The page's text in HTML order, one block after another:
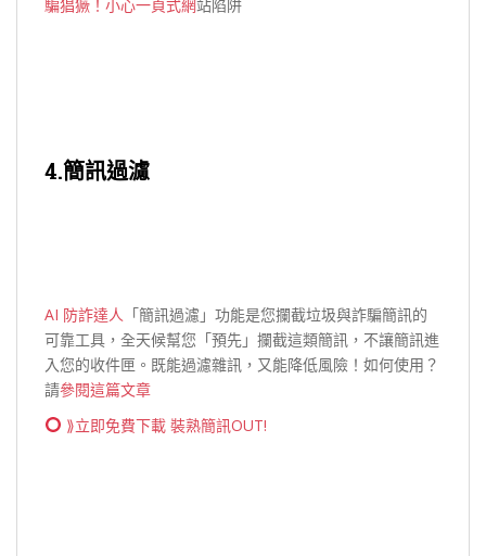
騙猖獗！小心一頁式網站陷阱
4.簡訊過濾
AI 防詐達人 「簡訊過濾」功能是您攔截垃圾與詐騙簡訊的
可靠工具，全天候幫您「預先」攔截這類簡訊，不讓簡訊進
入您的收件匣。既能過濾雜訊，又能降低風險！如何使用？
請參閱這篇文章
⟫立即免費下載 裝熟簡訊OUT!